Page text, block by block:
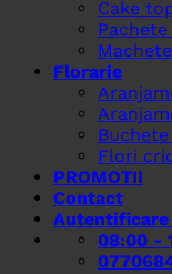
Cake
Florarie
Flori
PROMOTII
Contact
08:00 -